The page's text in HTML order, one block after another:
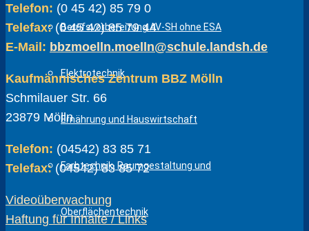
Berufsvorbereitung AV-SH ohne ESA
Elektrotechnik
Ernährung und Hauswirtschaft
Farbtechnik, Raumgestaltung und
Oberflächentechnik
Telefon: (0 45 42) 85 79 0
Telefax:(0 45 42) 85 79 44
E-Mail: bbzmoelln.moelln@schule.landsh.de
Kaufmännisches Zentrum BBZ Mölln
Schmilauer Str. 66
23879 Mölln
Telefon: (04542) 83 85 71
Telefax:(04542) 83 85 72
Videoüberwachung
Haftung für Inhalte / Links